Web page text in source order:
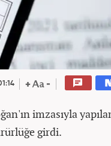
imzasıyla
girdi.